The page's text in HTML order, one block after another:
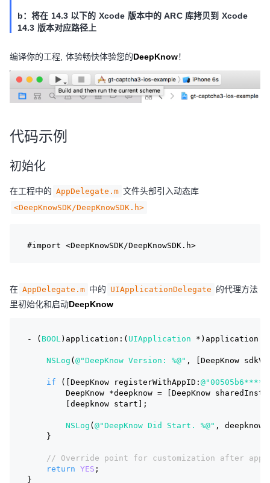
b：将在 14.3 以下的 Xcode 版本中的 ARC 库拷贝到 Xcode
14.3 版本对应路径上
编译你的工程, 体验畅快体验您的DeepKnow！
代码示例
初始化
在工程中的 AppDelegate.m 文件头部引入动态库
<DeepKnowSDK/DeepKnowSDK.h>
#import <DeepKnowSDK/DeepKnowSDK.h>
在 AppDelegate.m 中的 UIApplicationDelegate 的代理方法
里初始化和启动DeepKnow
- ( BOOL)application:( UIApplication *)application
NSLog ( @"DeepKnow Version: %@" , [DeepKnow
if ([DeepKnow registerWithAppID:
DeepKnow *deepknow = [DeepKnow
        [deepknow start];
NSLog ( @"DeepKnow Did Start. %@" ,
    }
// Override point for customization after
return YES ;
}